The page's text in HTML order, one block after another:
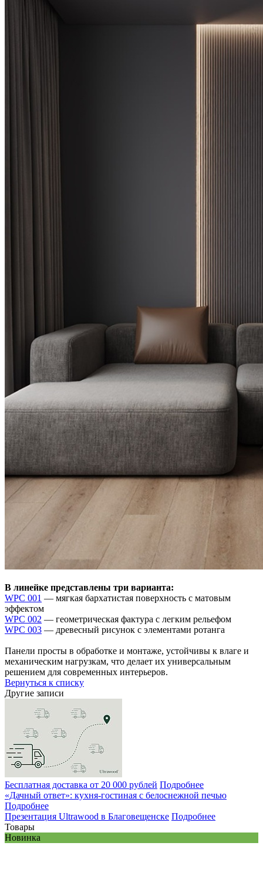
В линейке представлены три варианта:
WPC 001 — мягкая бархатистая поверхность с матовым
эффектом
WPC 002 — геометрическая фактура с легким рельефом
WPC 003 — древесный рисунок с элементами ротанга
Панели просты в обработке и монтаже, устойчивы к влаге и
механическим нагрузкам, что делает их универсальным
решением для современных интерьеров.
Вернуться к списку
Другие записи
Бесплатная доставка от 20 000 рублей Подробнее
«Дачный ответ»: кухня-гостиная с белоснежной печью
Подробнее
Презентация Ultrawood в Благовещенске Подробнее
Товары
Новинка